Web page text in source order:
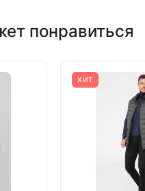
понравиться
ХИТ